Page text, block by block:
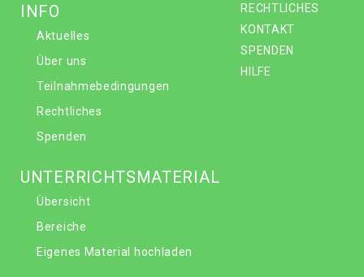
RECHTLICHES
KONTAKT
SPENDEN
HILFE
INFO
Aktuelles
Über uns
Teilnahmebedingungen
Rechtliches
Spenden
UNTERRICHTSMATERIAL
Übersicht
Bereiche
Eigenes Material hochladen